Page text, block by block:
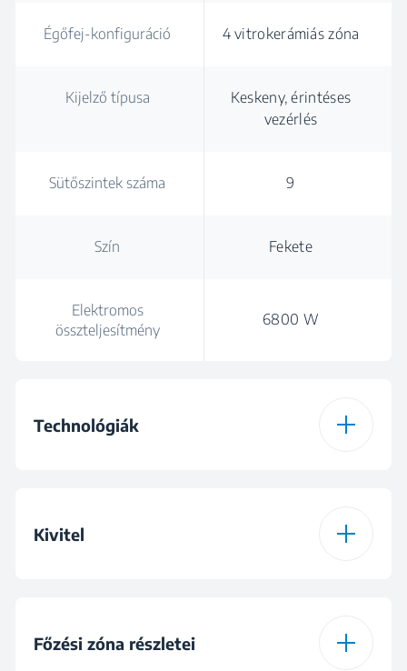
Égőfej-konfiguráció 4 vitrokerámiás zóna
Kijelző típusa
Keskeny, érintéses
vezérlés
Sütőszintek száma 9
Szín Fekete
Elektromos
összteljesítmény
6800 W
Technológiák
Kivitel
Főzési zóna részletei